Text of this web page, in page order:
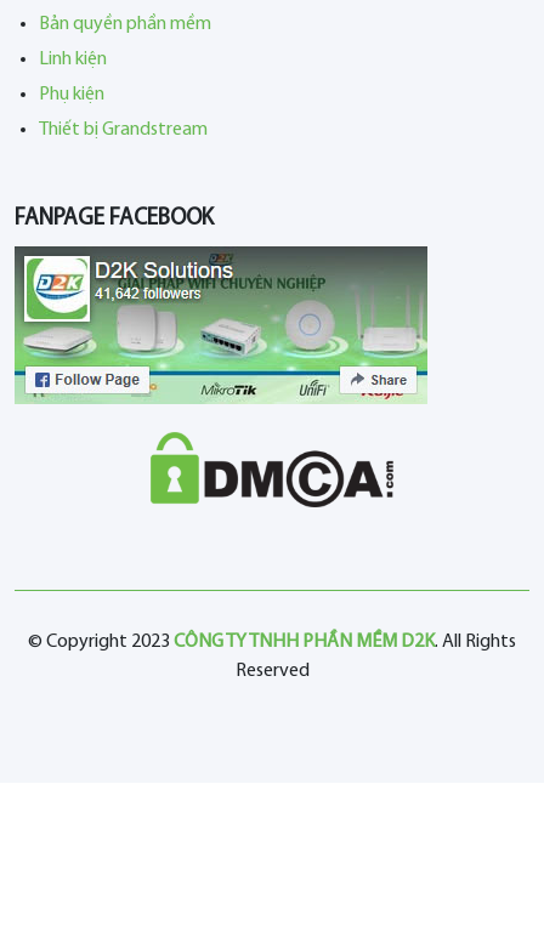
Bản quyền phần mềm
Linh kiện
Phụ kiện
Thiết bị Grandstream
FANPAGE FACEBOOK
© Copyright 2023 CÔNG TY TNHH PHẦN MỀM D2K. All Rights
Reserved